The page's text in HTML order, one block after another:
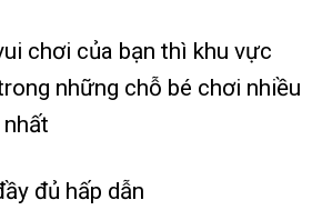
chơi của bạn thì khu vực
những chỗ bé chơi nhiều
đủ hấp dẫn